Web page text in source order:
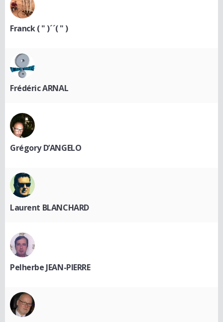
Franck ( " )´´( " )
Frédéric ARNAL
Grégory D’ANGELO
Laurent BLANCHARD
Pelherbe JEAN-PIERRE